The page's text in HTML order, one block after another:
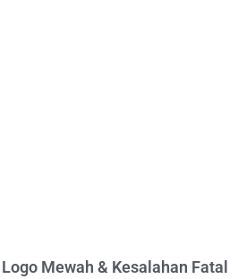
Mewah & Kesalahan Fatal